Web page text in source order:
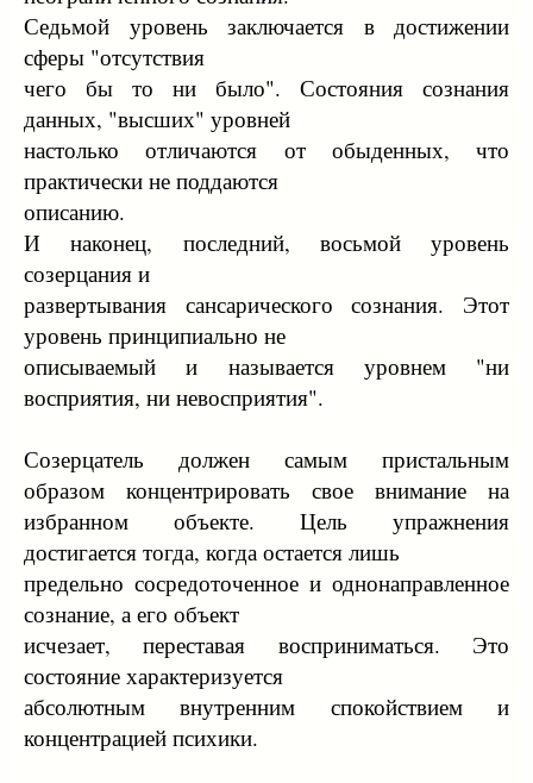
Седьмой уровень заключается в достижении
сферы "отсутствия
чего бы то ни было". Состояния сознания
данных, "высших" уровней
настолько отличаются от обыденных, что
практически не поддаются
описанию.
И наконец, последний, восьмой уровень
созерцания и
развертывания сансарического сознания. Этот
уровень принципиально не
описываемый и называется уровнем "ни
восприятия, ни невосприятия".
Созерцатель должен самым пристальным
образом концентрировать свое внимание на
избранном объекте. Цель упражнения
достигается тогда, когда остается лишь
предельно сосредоточенное и однонаправленное
сознание, а его объект
исчезает, переставая восприниматься. Это
состояние характеризуется
абсолютным внутренним спокойствием и
концентрацией психики.